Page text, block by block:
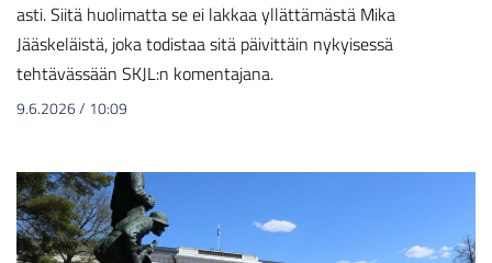
asti. Siitä huolimatta se ei lakkaa yllättämästä Mika
Jääskeläistä, joka todistaa sitä päivittäin nykyisessä
tehtävässään SKJL:n komentajana.
9.6.2026/ 10:09